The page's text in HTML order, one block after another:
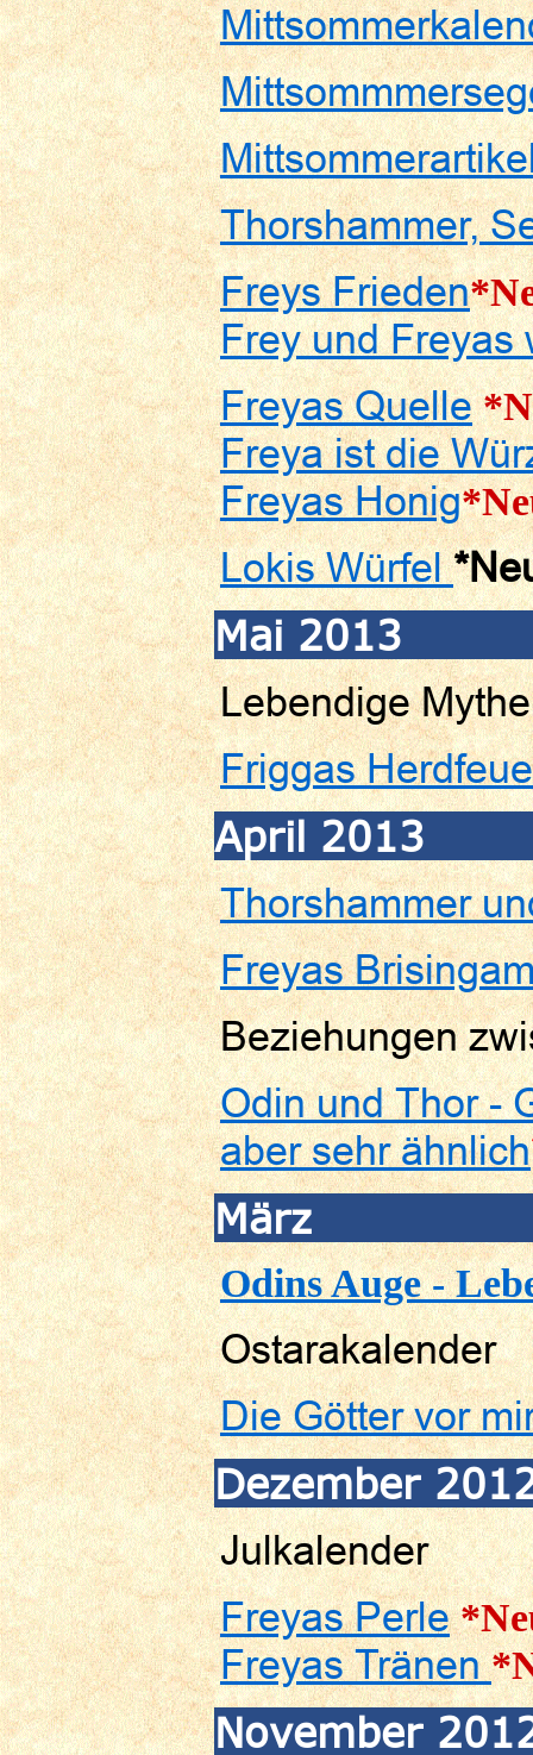
Thorshammer,
Freys Frieden
Frey und Freyas
Freyas Quelle
Freya ist die
Freyas Honig
Lokis Würfel
Mai 2013
Lebendige
Friggas
April 2013
Thorshammer
Freyas
Beziehungen
Odin und Thor -
aber sehr ähnlich
März
Odins Auge -
Ostarakalender
Die Götter vor
Dezember
Julkalender
Freyas Perle
Freyas Tränen
November